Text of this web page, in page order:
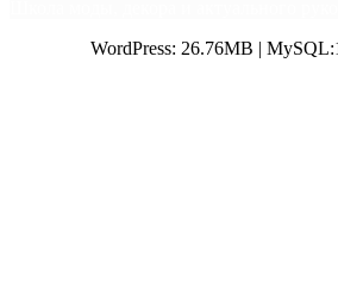
WordPress: 26.76MB |